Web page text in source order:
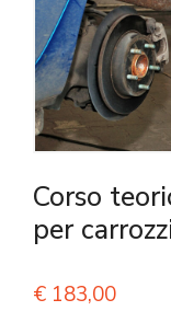
Corso
per
€ 183,00